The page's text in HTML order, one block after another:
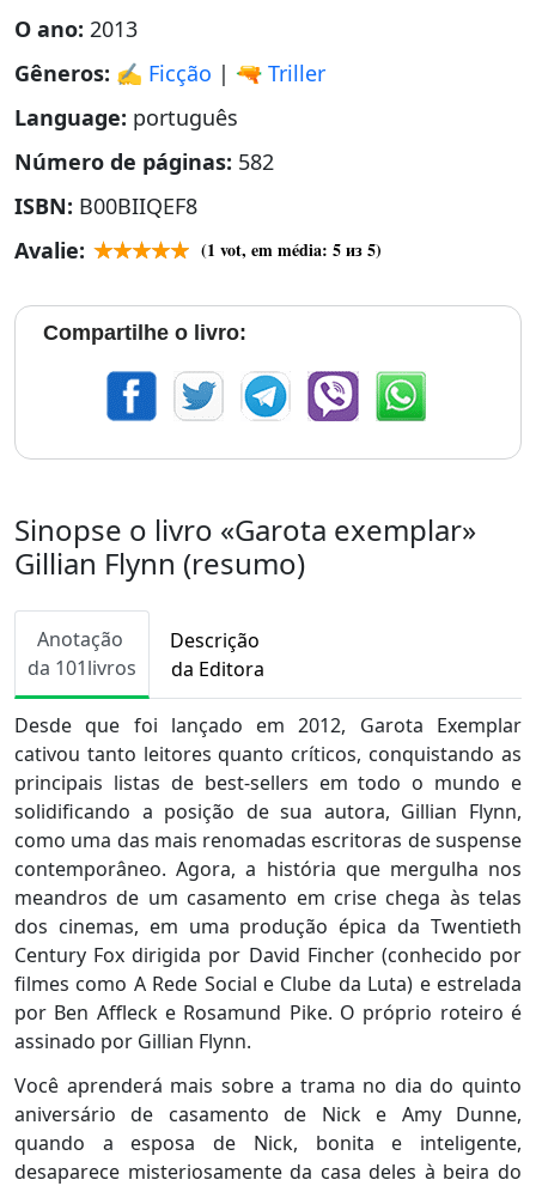
O ano: 2013
Gêneros: ✍️ Ficção | 🔫 Triller
Language: português
Número de páginas: 582
ISBN: B00BIIQEF8
Avalie:
(1 vot, em média: 5из 5)
Compartilhe o livro:
Sinopse o livro «Garota exemplar»
Gillian Flynn (resumo)
Anotação
da 101livros
Descrição
da Editora
Desde que foi lançado em 2012, Garota Exemplar
cativou tanto leitores quanto críticos, conquistando as
principais listas de best-sellers em todo o mundo e
solidificando a posição de sua autora, Gillian Flynn,
como uma das mais renomadas escritoras de suspense
contemporâneo. Agora, a história que mergulha nos
meandros de um casamento em crise chega às telas
dos cinemas, em uma produção épica da Twentieth
Century Fox dirigida por David Fincher (conhecido por
filmes como A Rede Social e Clube da Luta) e estrelada
por Ben Affleck e Rosamund Pike. O próprio roteiro é
assinado por Gillian Flynn.
Você aprenderá mais sobre a trama no dia do quinto
aniversário de casamento de Nick e Amy Dunne,
quando a esposa de Nick, bonita e inteligente,
desaparece misteriosamente da casa deles à beira do